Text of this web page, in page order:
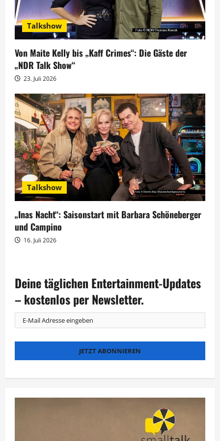
Talkshow
Von Maite Kelly bis „Kaff Crimes“: Die Gäste der
„NDR Talk Show“
23. Juli 2026
Talkshow
„Inas Nacht“: Saisonstart mit Barbara Schöneberger
und Campino
16. Juli 2026
Deine täglichen Entertainment-Updates
– kostenlos per Newsletter.